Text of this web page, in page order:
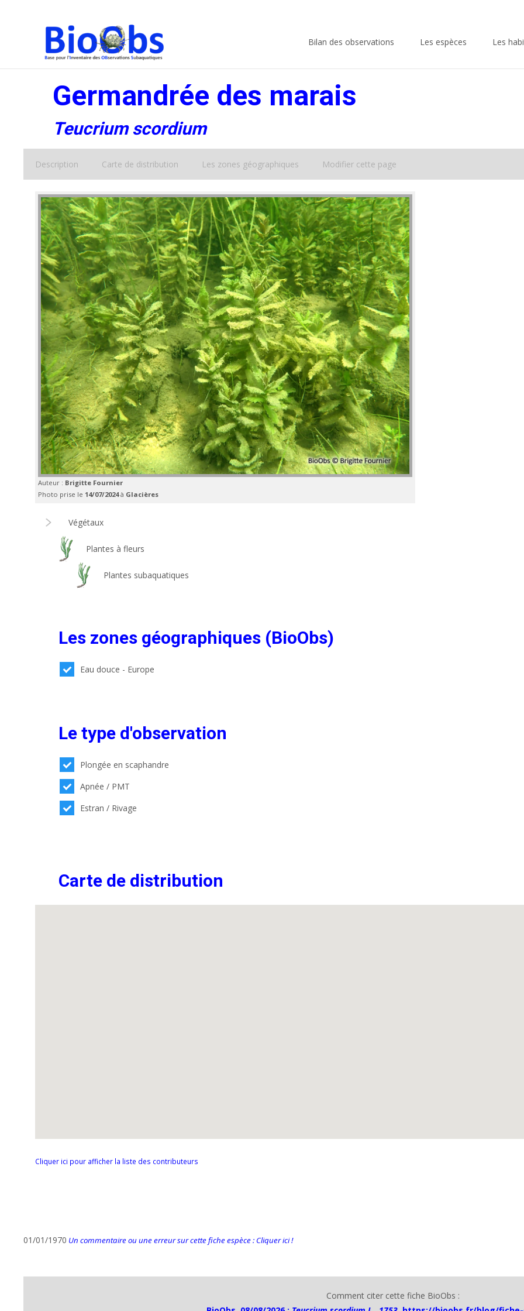
Bilan des observations Les espèces Les
Germandrée des marais
Teucrium scordium
Description Carte de distribution Les zones géographiques Modifier cette page
Auteur : Brigitte Fournier
Photo prise le 14/07/2024à Glacières
Végétaux
Plantes à fleurs
Plantes subaquatiques
Les zones géographiques (BioObs)
Eau douce - Europe
Le type d'observation
Plongée en scaphandre
Apnée / PMT
Estran / Rivage
Carte de distribution
Cliquer ici pour afficher la liste des contributeurs
01/01/1970 Un commentaire ou une erreur sur cette fiche espèce : Cliquer ici !
Comment citer cette fiche BioObs :